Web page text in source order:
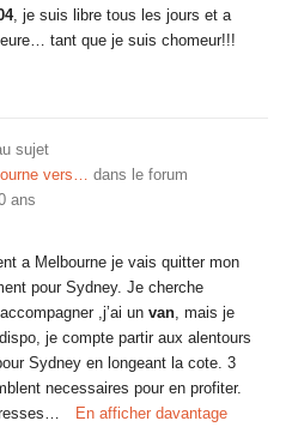
, je suis libre tous les jours et a
tant que je suis chomeur!!!
sujet
vers… dans le forum
ans
a Melbourne je vais quitter mon
pour Sydney. Je cherche
,j’ai un van, mais je
dispo, je compte partir aux alentours
Sydney en longeant la cote. 3
necessaires pour en profiter.
En afficher davantage